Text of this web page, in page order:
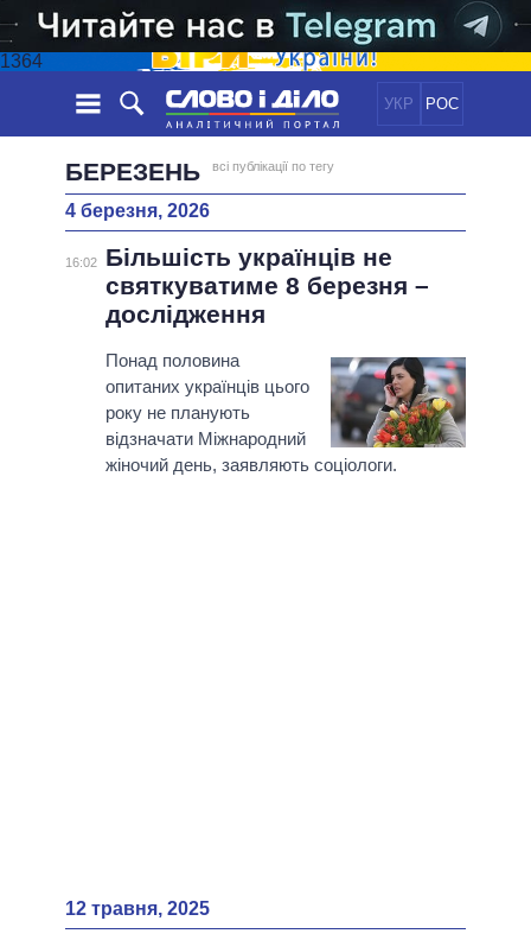
1364
УКР РОС
НОВИНИ
СТРІЧКА
ПОДІЇ
СТАТТІ
ДУМКИ
ОГЛЯДИ
ДАЙДЖЕСТИ
ЕКОНОМІКА
СУСПІЛЬСТВО
ПОЛIТИКИ
УСІ ПОЛІТИКИ
ПРЕЗИДЕНТ І ОФІС
ВЕРХОВНА РАДА
КАБІНЕТ МІНІСТРІВ
ГОЛОВИ ОБЛАДМІНІСТРАЦІЙ
ІНФОГРАФІКА
ВІДЕО
ПІДТРИМАТИ
ПОРІВНЯННЯ ПОЛІТИКІВ
БЕРЕЗЕНЬ всі публікації по тегу
4 березня, 2026
16:02
Більшість українців не
святкуватиме 8 березня –
дослідження
Понад половина
опитаних українців цього
року не планують
відзначати Міжнародний
жіночий день, заявляють соціологи.
12 травня, 2025